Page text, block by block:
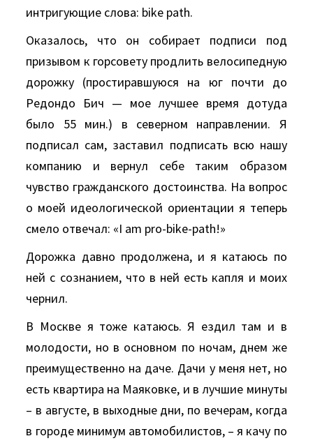
интригующие слова: bike path.
Оказалось, что он собирает подписи под
призывом к горсовету продлить велосипедную
дорожку (простиравшуюся на юг почти до
Редондо Бич — мое лучшее время дотуда
было 55 мин.) в северном направлении. Я
подписал сам, заставил подписать всю нашу
компанию и вернул себе таким образом
чувство гражданского достоинства. На вопрос
о моей идеологической ориентации я теперь
смело отвечал: «I am pro-bike-path!»
Дорожка давно продолжена, и я катаюсь по
ней с сознанием, что в ней есть капля и моих
чернил.
В Москве я тоже катаюсь. Я ездил там и в
молодости, но в основном по ночам, днем же
преимущественно на даче. Дачи у меня нет, но
есть квартира на Маяковке, и в лучшие минуты
– в августе, в выходные дни, по вечерам, когда
в городе минимум автомобилистов, – я качу по